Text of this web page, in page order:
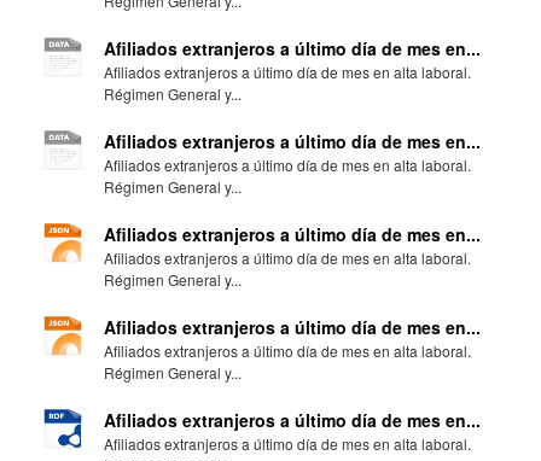
Afiliados extranjeros a último día de mes en...
Afiliados extranjeros a último día de mes en alta laboral.
Régimen General y...
Afiliados extranjeros a último día de mes en...
Afiliados extranjeros a último día de mes en alta laboral.
Régimen General y...
Afiliados extranjeros a último día de mes en...
Afiliados extranjeros a último día de mes en alta laboral.
Régimen General y...
Afiliados extranjeros a último día de mes en...
Afiliados extranjeros a último día de mes en alta laboral.
Régimen General y...
Afiliados extranjeros a último día de mes en...
Afiliados extranjeros a último día de mes en alta laboral.